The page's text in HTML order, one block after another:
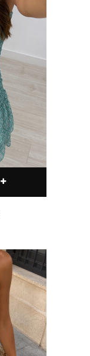
Este producto tiene múltiples variantes. Las opciones se pueden elegir en la página de producto